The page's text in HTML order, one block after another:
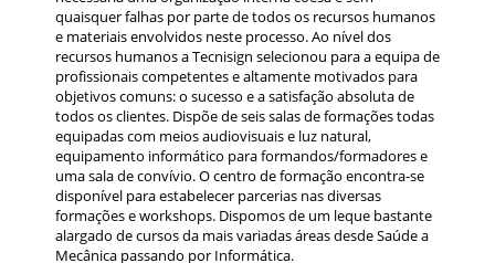
quaisquer falhas por parte de todos os recursos humanos
e materiais envolvidos neste processo. Ao nível dos
recursos humanos a Tecnisign selecionou para a equipa de
profissionais competentes e altamente motivados para
objetivos comuns: o sucesso e a satisfação absoluta de
todos os clientes. Dispõe de seis salas de formações todas
equipadas com meios audiovisuais e luz natural,
equipamento informático para formandos/formadores e
uma sala de convívio. O centro de formação encontra-se
disponível para estabelecer parcerias nas diversas
formações e workshops. Dispomos de um leque bastante
alargado de cursos da mais variadas áreas desde Saúde a
Mecânica passando por Informática.